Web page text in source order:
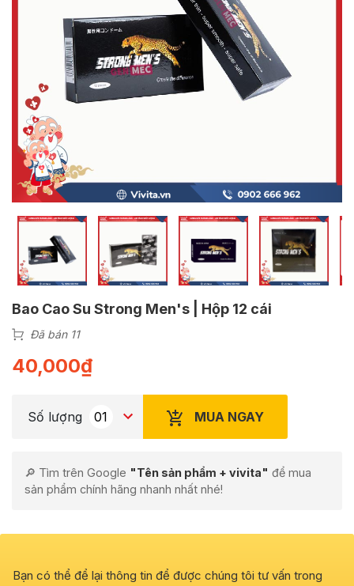
Bao Cao Su Strong Men's | Hộp 12 cái
Đã bán 11
40,000₫
Số lượng MUA NGAY
🔎 Tìm trên Google "Tên sản phẩm + vivita" để mua
sản phẩm chính hãng nhanh nhất nhé!
Bạn có thể để lại thông tin để được chúng tôi tư vấn trong